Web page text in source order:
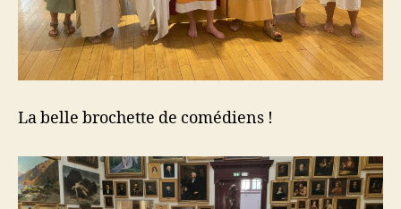
La belle brochette de comédiens !